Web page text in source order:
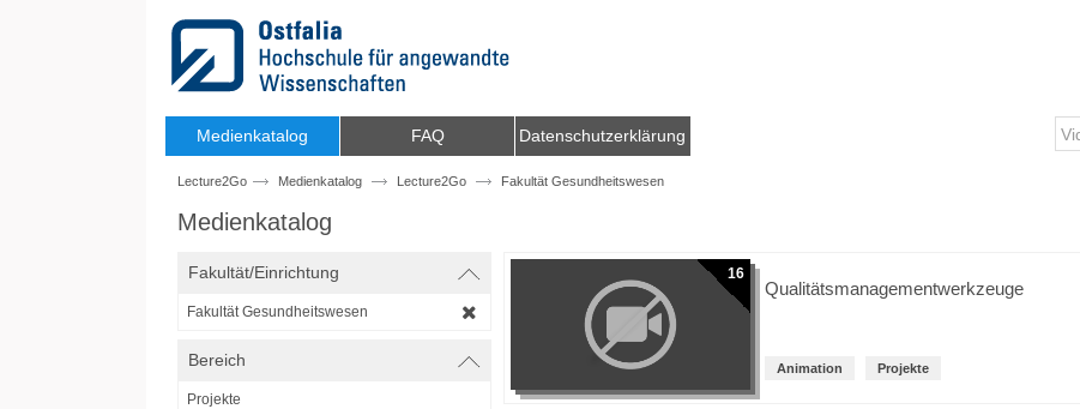
Medienkatalog FAQ Datenschutzerklärung
Lecture2Go Medienkatalog Lecture2Go Fakultät Gesundheitswesen
Medienkatalog
Fakultät/Einrichtung
Fakultät Gesundheitswesen
Bereich
Projekte
16
Qualitätsmanagementwerkzeuge
Animation Projekte